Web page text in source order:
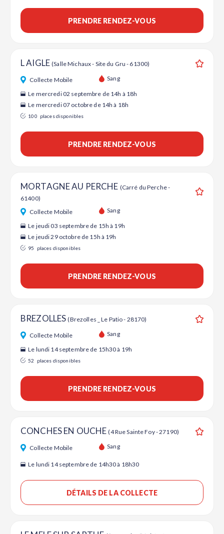
PRENDRE RENDEZ-VOUS
L AIGLE(Salle Michaux - Site du Gru - 61300)
Collecte Mobile Sang
Le mercredi 02 septembre de 14h à 18h
Le mercredi 07 octobre de 14h à 18h
100 places disponibles
PRENDRE RENDEZ-VOUS
MORTAGNE AU PERCHE (Carré du Perche -
61400)
Collecte Mobile Sang
Le jeudi 03 septembre de 15h à 19h
Le jeudi 29 octobre de 15h à 19h
95 places disponibles
PRENDRE RENDEZ-VOUS
BREZOLLES(Brezolles _ Le Patio - 28170)
Collecte Mobile Sang
Le lundi 14 septembre de 15h30 à 19h
52 places disponibles
PRENDRE RENDEZ-VOUS
CONCHES EN OUCHE(4 Rue Sainte Foy - 27190)
Collecte Mobile Sang
Le lundi 14 septembre de 14h30 à 18h30
DÉTAILS DE LA COLLECTE